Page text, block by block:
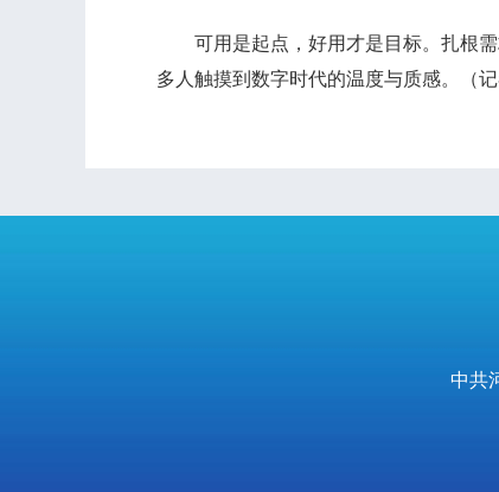
可用是起点，好用才是目标。扎根需
多人触摸到数字时代的温度与质感。（记
中共